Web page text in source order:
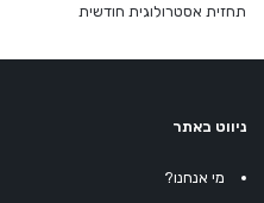
תחזית אסטרולוגית חודשית
ניווט באתר
מי אנחנו?